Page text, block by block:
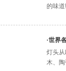
的味
·世界
灯头
木、